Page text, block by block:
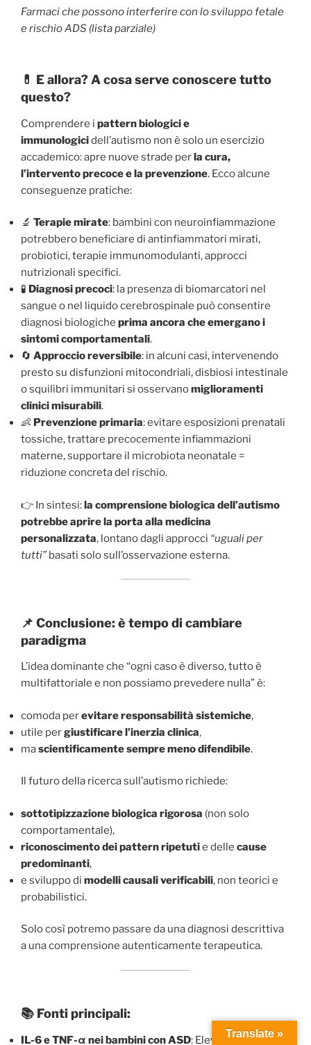
Farmaci che possono interferire con lo sviluppo fetale
e rischio ADS (lista parziale)
💊 E allora? A cosa serve conoscere tutto
questo?
Comprendere i pattern biologici e
immunologicidell’autismo non è solo un esercizio
accademico: apre nuove strade perla cura,
l’intervento precoce e la prevenzione. Ecco alcune
conseguenze pratiche:
🔬 Terapie mirate: bambini con neuroinfiammazione
potrebbero beneficiare di antinfiammatori mirati,
probiotici, terapie immunomodulanti, approcci
nutrizionali specifici.
🧪 Diagnosi precoci: la presenza di biomarcatori nel
sangue o nel liquido cerebrospinale può consentire
diagnosi biologiche prima ancora che emergano i
sintomi comportamentali.
🔄 Approccio reversibile: in alcuni casi, intervenendo
presto su disfunzioni mitocondriali, disbiosi intestinale
o squilibri immunitari si osservanomiglioramenti
clinici misurabili.
👶 Prevenzione primaria: evitare esposizioni prenatali
tossiche, trattare precocemente infiammazioni
materne, supportare il microbiota neonatale =
riduzione concreta del rischio.
👉 In sintesi:la comprensione biologica dell’autismo
potrebbe aprire la porta alla medicina
personalizzata, lontano dagli approcci “uguali per
tutti” basati solo sull’osservazione esterna.
📌 Conclusione: è tempo di cambiare
paradigma
L’idea dominante che “ogni caso è diverso, tutto è
multifattoriale e non possiamo prevedere nulla” è:
comoda perevitare responsabilità sistemiche,
utile pergiustificare l’inerzia clinica,
mascientificamente sempre meno difendibile.
Il futuro della ricerca sull’autismo richiede:
sottotipizzazione biologica rigorosa (non solo
comportamentale),
riconoscimento dei pattern ripetutie delle cause
predominanti,
e sviluppo di modelli causali verificabili, non teorici e
probabilistici.
Solo così potremo passare da una diagnosi descrittiva
a una comprensione autenticamente terapeutica.
📚 Fonti principali:
IL-6 e TNF-α nei bambini con ASD: Elevati livelli di
Translate »